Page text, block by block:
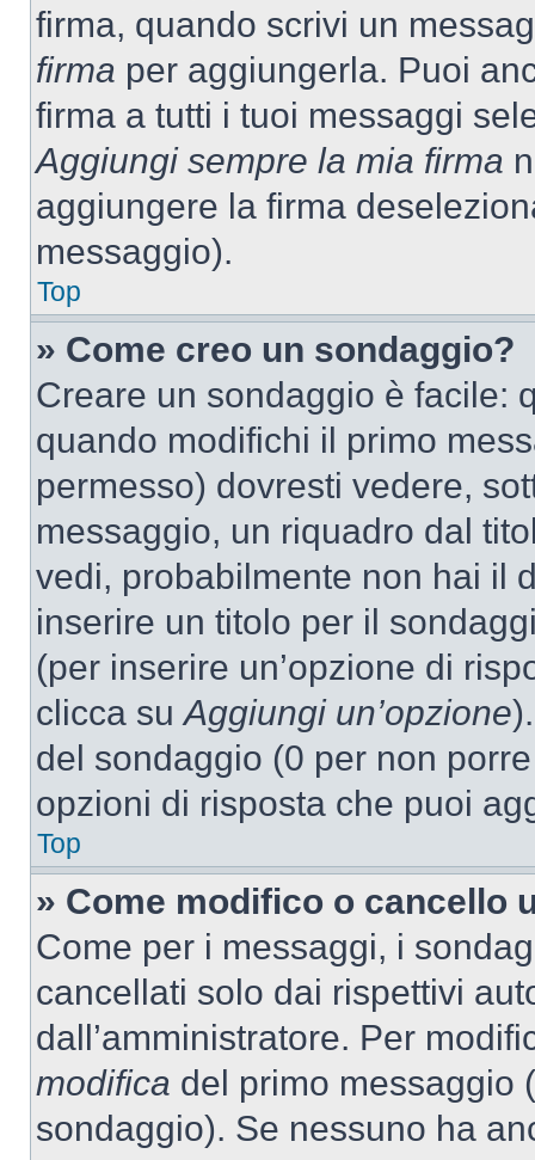
firma, quando scrivi un
firma per aggiungerla. Puoi
firma a tutti i tuoi messaggi
Aggiungi sempre la mia firma
aggiungere la firma
messaggio).
Top
» Come creo un sondaggio?
Creare un sondaggio è facile:
quando modifichi il primo
permesso) dovresti vedere,
messaggio, un riquadro dal
vedi, probabilmente non hai il
inserire un titolo per il
(per inserire un’opzione di
clicca suAggiungi un’opzione
del sondaggio (0 per non
opzioni di risposta che puoi
Top
» Come modifico o cancello
Come per i messaggi, i
cancellati solo dai rispettivi
dall’amministratore. Per
modifica del primo messaggio
sondaggio). Se nessuno ha